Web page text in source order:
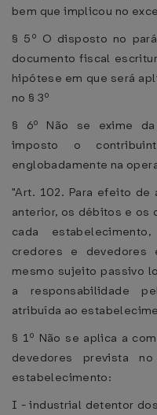
bem que implicou no
§ 5º O disposto no
documento fiscal
hipótese em que será
no § 3º
§ 6º Não se exime
imposto o
englobadamente na
"Art. 102. Para efeito
anterior, os débitos e os
cada
credores e devedores
mesmo sujeito passivo
a responsabilidade
atribuída ao
§ 1º Não se aplica a
devedores prevista
estabelecimento:
I - industrial detentor